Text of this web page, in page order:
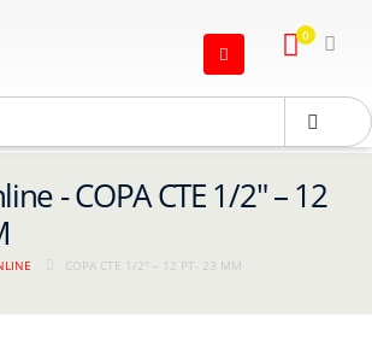
0
- COPA CTE 1/2″ – 12
COPA CTE 1/2″ – 12 PT- 23 MM